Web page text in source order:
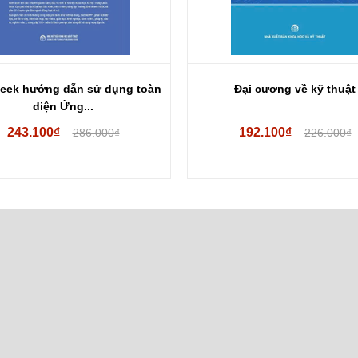
Đại cương về kỹ thuật
192.100₫ 226.000₫
Giáo trình kế toán xuất nhập
103.700₫ 122.000₫